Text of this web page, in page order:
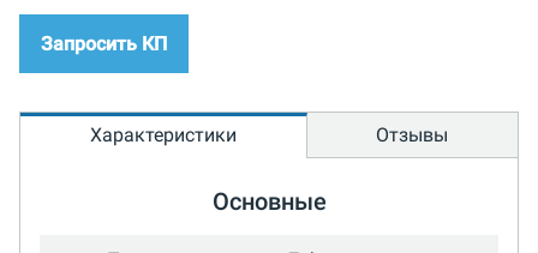
Запросить КП
Характеристики Отзывы
Основные